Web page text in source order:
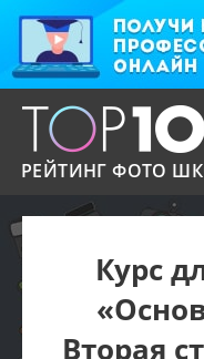
РЕЙТИНГ ФОТО
Курс
Вторая